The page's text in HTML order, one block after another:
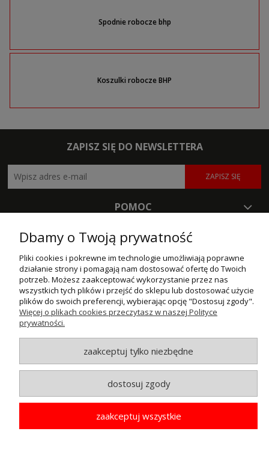
Spodnie robocze bhp
Koszulki robocze BHP
ZAPISZ SIĘ DO NEWSLETTERA
ZAPISZ SIĘ
POMOC
MOJE KONTO
PŁATNOŚCI I DOSTAWA
INFORMACJE
O NAS
© MAXSOTE 2026. Wszystkie prawa zastrzeżone.
pokaż pełną wersję strony
Dbamy o Twoją prywatność
Pliki cookies i pokrewne im technologie umożliwiają poprawne
działanie strony i pomagają nam dostosować ofertę do Twoich
potrzeb. Możesz zaakceptować wykorzystanie przez nas
wszystkich tych plików i przejść do sklepu lub dostosować użycie
plików do swoich preferencji, wybierając opcję "Dostosuj zgody".
Więcej o plikach cookies przeczytasz w naszej Polityce
prywatności.
zaakceptuj tylko niezbędne
dostosuj zgody
zaakceptuj wszystkie